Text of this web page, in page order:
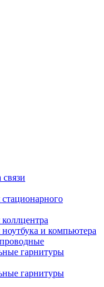
и компьютера
гарнитуры
гарнитуры